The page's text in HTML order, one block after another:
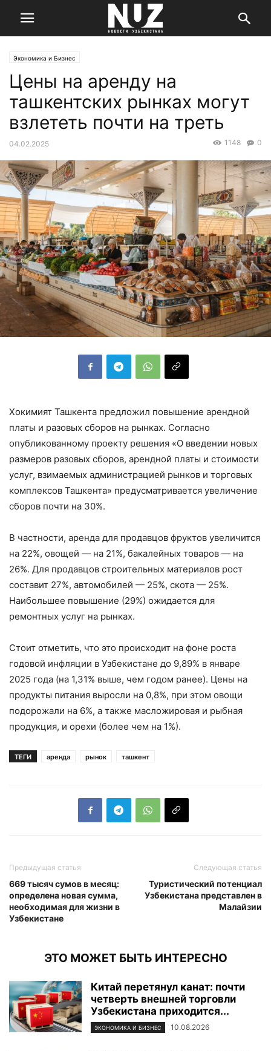
Экономика и Бизнес
Цены на аренду на
ташкентских рынках могут
взлететь почти на треть
04.02.2025 0
1148
Хокимият Ташкента предложил повышение арендной
платы и разовых сборов на рынках. Согласно
опубликованному проекту решения «О введении новых
размеров разовых сборов, арендной платы и стоимости
услуг, взимаемых администрацией рынков и торговых
комплексов Ташкента» предусматривается увеличение
сборов почти на 30%.
В частности, аренда для продавцов фруктов увеличится
на 22%, овощей — на 21%, бакалейных товаров — на
26%. Для продавцов строительных материалов рост
составит 27%, автомобилей — 25%, скота — 25%.
Наибольшее повышение (29%) ожидается для
ремонтных услуг на рынках.
Стоит отметить, что это происходит на фоне роста
годовой инфляции в Узбекистане до 9,89% в январе
2025 года (на 1,31% выше, чем годом ранее). Цены на
продукты питания выросли на 0,8%, при этом овощи
подорожали на 6%, а также масложировая и рыбная
продукция, и орехи (более чем на 1%).
ТЕГИ аренда рынок ташкент
Предыдущая статья
669 тысяч сумов в месяц:
определена новая сумма,
необходимая для жизни в
Узбекистане
Следующая статья
Туристический потенциал
Узбекистана представлен в
Малайзии
ЭТО МОЖЕТ БЫТЬ ИНТЕРЕСНО
Китай перетянул канат: почти
четверть внешней торговли
Узбекистана приходится...
ЭКОНОМИКА И БИЗНЕС 10.08.2026